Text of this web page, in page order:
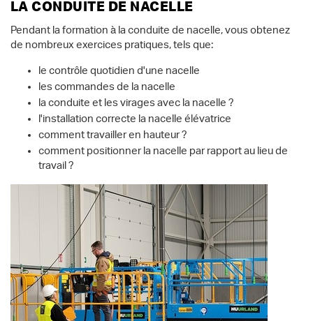
LA CONDUITE DE NACELLE
Pendant la formation à la conduite de nacelle, vous obtenez
de nombreux exercices pratiques, tels que:
le contrôle quotidien d'une nacelle
les commandes de la nacelle
la conduite et les virages avec la nacelle ?
l'installation correcte la nacelle élévatrice
comment travailler en hauteur ?
comment positionner la nacelle par rapport au lieu de
travail ?